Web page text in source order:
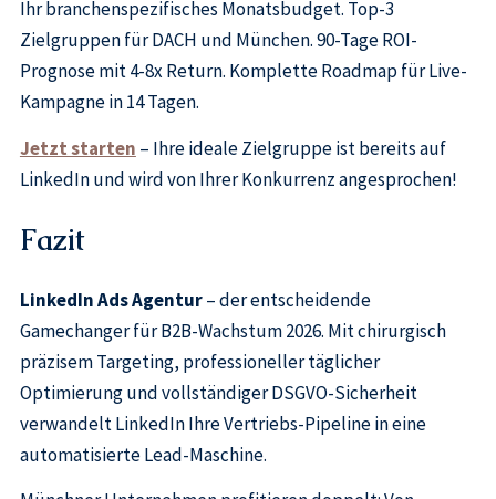
Ihr branchenspezifisches Monatsbudget. Top-3
Zielgruppen für DACH und München. 90-Tage ROI-
Prognose mit 4-8x Return. Komplette Roadmap für Live-
Kampagne in 14 Tagen.
Jetzt starten – Ihre ideale Zielgruppe ist bereits auf
LinkedIn und wird von Ihrer Konkurrenz angesprochen!
Fazit
LinkedIn Ads Agentur– der entscheidende
Gamechanger für B2B-Wachstum 2026. Mit chirurgisch
präzisem Targeting, professioneller täglicher
Optimierung und vollständiger DSGVO-Sicherheit
verwandelt LinkedIn Ihre Vertriebs-Pipeline in eine
automatisierte Lead-Maschine.